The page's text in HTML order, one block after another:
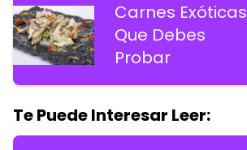
Carnes Exóticas
Que Debes
Probar
Te Puede Interesar Leer: